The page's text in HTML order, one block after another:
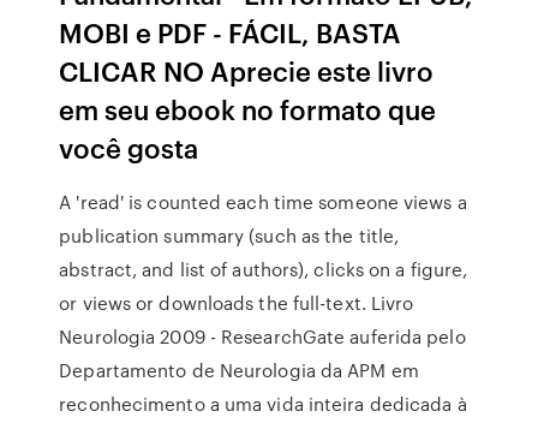
MOBI e PDF - FÁCIL, BASTA
CLICAR NO Aprecie este livro
em seu ebook no formato que
você gosta
A 'read' is counted each time someone views a
publication summary (such as the title,
abstract, and list of authors), clicks on a figure,
or views or downloads the full-text. Livro
Neurologia 2009 - ResearchGate auferida pelo
Departamento de Neurologia da APM em
reconhecimento a uma vida inteira dedicada à